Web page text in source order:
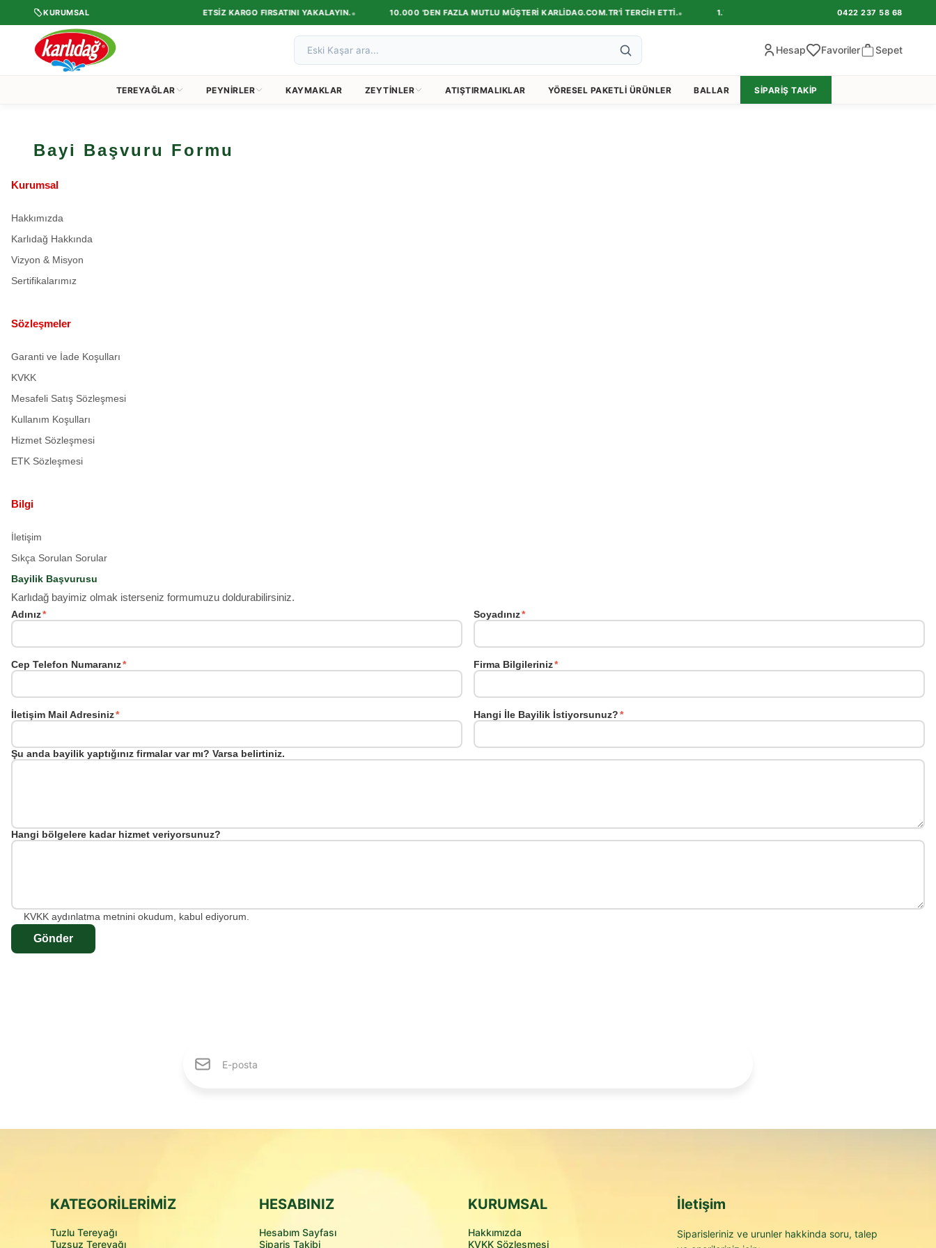
KURUMSAL
TERCIH ETTI.• 1.750 TL VE ÜZERI ÜCRETSIZ KARGO FIRSATINI YAKALAYIN.• 10.000 'DEN FAZLA MUTLU MÜŞTERI KARLIDAG.COM.TR'I TERCIH ETTI.• 1.750 TL VE ÜZERI ÜCRETSIZ KARGO FIRSATINI
0422 237 58 68
Hesap Favoriler Sepet
TEREYAĞLAR PEYNIRLER KAYMAKLAR ZEYTINLER ATIŞTIRMALIKLAR YÖRESEL PAKETLI ÜRÜNLER BALLAR SIPARIŞ TAKIP
Bayi Başvuru Formu
Kurumsal
Hakkımızda
Karlıdağ Hakkında
Vizyon & Misyon
Sertifikalarımız
Sözleşmeler
Garanti ve İade Koşulları
KVKK
Mesafeli Satış Sözleşmesi
Kullanım Koşulları
Hizmet Sözleşmesi
ETK Sözleşmesi
Bilgi
İletişim
Sıkça Sorulan Sorular
Bayilik Başvurusu
Karlıdağ bayimiz olmak isterseniz formumuzu doldurabilirsiniz.
Adınız* Soyadınız*
Cep Telefon Numaranız* Firma Bilgileriniz*
İletişim Mail Adresiniz* Hangi İle Bayilik İstiyorsunuz?*
Şu anda bayilik yaptığınız firmalar var mı? Varsa belirtiniz.
Hangi bölgelere kadar hizmet veriyorsunuz?
KVKK aydınlatma metnini okudum, kabul ediyorum.
Gönder
KATEGORİLERİMİZ
Tuzlu Tereyağı
Tuzsuz Tereyağı
HESABINIZ
Hesabım Sayfası
Sipariş Takibi
KURUMSAL
Hakkımızda
KVKK Sözleşmesi
İletişim
Siparisleriniz ve urunler hakkinda soru, talep